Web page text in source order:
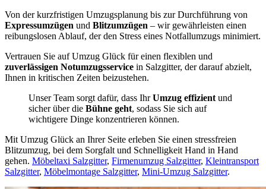
Von der kurzfristigen Umzugsplanung bis zur Durchführung von
Expressumzügen und Blitzumzügen – wir gewährleisten einen
reibungslosen Ablauf, der den Stress eines Notfallumzugs minimiert.
Vertrauen Sie auf Umzug Glück für einen flexiblen und
zuverlässigen Notumzugsservice in Salzgitter, der darauf abzielt,
Ihnen in kritischen Zeiten beizustehen.
Unser Team sorgt dafür, dass IhrUmzug effizient und
sicher über die Bühne geht, sodass Sie sich auf
wichtigere Dinge konzentrieren können.
Mit Umzug Glück an Ihrer Seite erleben Sie einen stressfreien
Blitzumzug, bei dem Sorgfalt und Schnelligkeit Hand in Hand
gehen. Möbeltaxi Salzgitter, Firmenumzug Salzgitter, Kleintransport
Salzgitter, Möbelmontage Salzgitter, Mini-Umzug Salzgitter.